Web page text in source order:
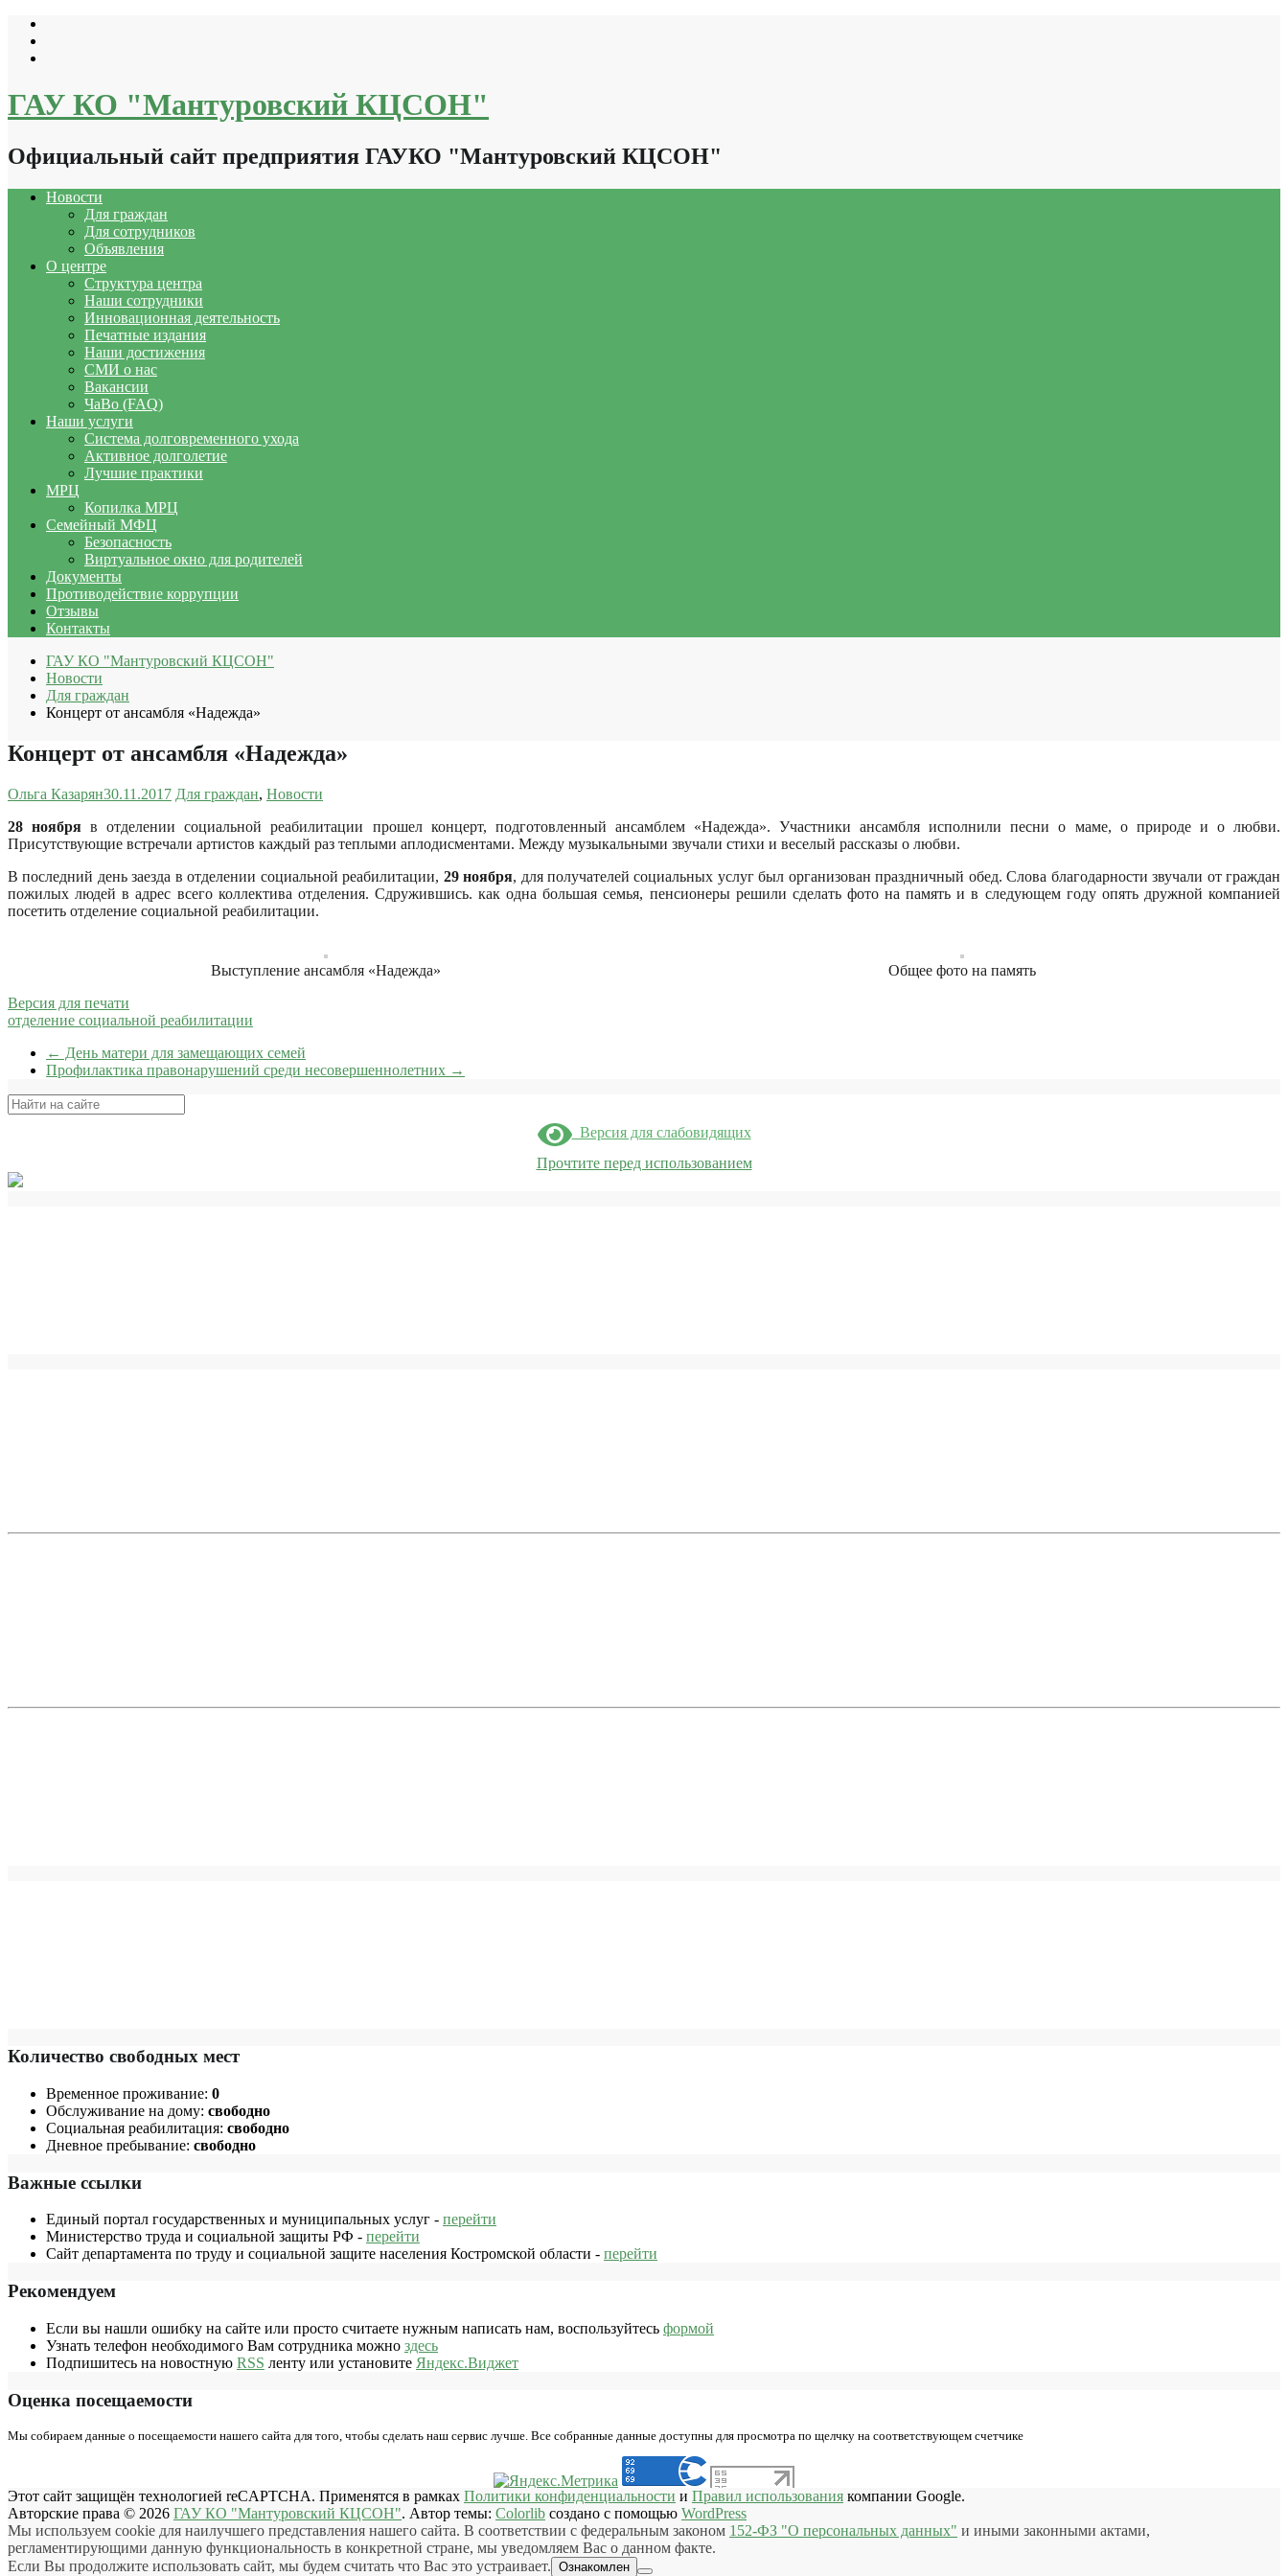
Перейти
содержимому
ГАУ КО "Мантуровский КЦСОН"
Официальный сайт предприятия ГАУКО "Мантуровский КЦСОН"
Новости
Для граждан
Для сотрудников
Объявления
О центре
Структура центра
Наши сотрудники
Инновационная деятельность
Печатные издания
Наши достижения
СМИ о нас
Вакансии
ЧаВо (FAQ)
Наши услуги
Система долговременного ухода
Активное долголетие
Лучшие практики
МРЦ
Копилка МРЦ
Семейный МФЦ
Безопасность
Виртуальное окно для родителей
Документы
Противодействие коррупции
Отзывы
Контакты
ГАУ КО "Мантуровский КЦСОН"
Новости
Для граждан
Концерт от ансамбля «Надежда»
Концерт от ансамбля «Надежда»
Ольга Казарян30.11.2017 Для граждан, Новости
28 ноября в отделении социальной реабилитации прошел концерт, подготовленный ансамблем «Надежда». Участники ансамбля исполнили песни о маме, о природе и о любви.
Присутствующие встречали артистов каждый раз теплыми аплодисментами. Между музыкальными звучали стихи и веселый рассказы о любви.
В последний день заезда в отделении социальной реабилитации, 29 ноября, для получателей социальных услуг был организован праздничный обед. Слова благодарности звучали от граждан
пожилых людей в адрес всего коллектива отделения. Сдружившись. как одна большая семья, пенсионеры решили сделать фото на память и в следующем году опять дружной компанией
посетить отделение социальной реабилитации.
Выступление ансамбля «Надежда»
Общее фото на память
Версия для печати
отделение социальной реабилитации
← День матери для замещающих семей
Профилактика правонарушений среди несовершеннолетних →
Поиск
Версия для слабовидящих
Прочтите перед использованием
Количество свободных мест
Временное проживание: 0
Обслуживание на дому: свободно
Социальная реабилитация: свободно
Дневное пребывание: свободно
Важные ссылки
Единый портал государственных и муниципальных услуг - перейти
Министерство труда и социальной защиты РФ - перейти
Сайт департамента по труду и социальной защите населения Костромской области - перейти
Рекомендуем
Если вы нашли ошибку на сайте или просто считаете нужным написать нам, воспользуйтесь формой
Узнать телефон необходимого Вам сотрудника можно здесь
Подпишитесь на новостную RSS ленту или установите Яндекс.Виджет
Оценка посещаемости
Мы собираем данные о посещаемости нашего сайта для того, чтобы сделать наш сервис лучше. Все собранные данные доступны для просмотра по щелчку на соответствующем счетчике
Этот сайт защищён технологией reCAPTCHA. Применятся в рамках Политики конфиденциальности и Правил использования компании Google.
Авторские права © 2026 ГАУ КО "Мантуровский КЦСОН". Автор темы: Colorlib создано с помощью WordPress
Мы используем cookie для наилучшего представления нашего сайта. В соответствии с федеральным законом 152-ФЗ "О персональных данных" и иными законными актами,
регламентирующими данную функциональность в конкретной стране, мы уведомляем Вас о данном факте.
Если Вы продолжите использовать сайт, мы будем считать что Вас это устраивает. Ознакомлен